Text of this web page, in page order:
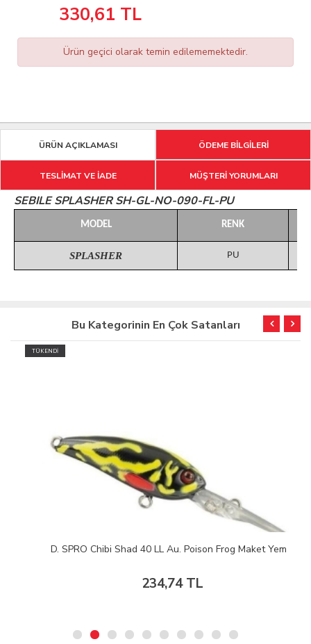
330,61 TL
Ürün geçici olarak temin edilememektedir.
ÜRÜN AÇIKLAMASI ÖDEME BİLGİLERİ
TESLİMAT VE İADE MÜŞTERİ YORUMLARI
SEBILE SPLASHER SH-GL-NO-090-FL-PU
MODEL RENK
SPLASHER PU
Bu Kategorinin En Çok Satanları
TÜKENDİ
D. SPRO Chibi Shad 40 LL Au. Poison Frog Maket Yem
234,74 TL